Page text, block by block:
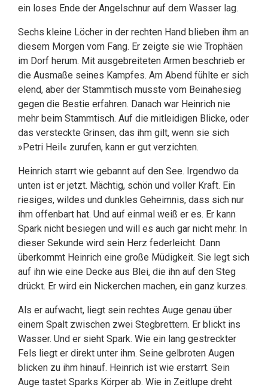
ein loses Ende der Angelschnur auf dem Wasser lag.
Sechs kleine Löcher in der rechten Hand blieben ihm an
diesem Morgen vom Fang. Er zeigte sie wie Trophäen
im Dorf herum. Mit ausgebreiteten Armen beschrieb er
die Ausmaße seines Kampfes. Am Abend fühlte er sich
elend, aber der Stammtisch musste vom Beinahesieg
gegen die Bestie erfahren. Danach war Heinrich nie
mehr beim Stammtisch. Auf die mitleidigen Blicke, oder
das versteckte Grinsen, das ihm gilt, wenn sie sich
»Petri Heil« zurufen, kann er gut verzichten.
Heinrich starrt wie gebannt auf den See. Irgendwo da
unten ist er jetzt. Mächtig, schön und voller Kraft. Ein
riesiges, wildes und dunkles Geheimnis, dass sich nur
ihm offenbart hat. Und auf einmal weiß er es. Er kann
Spark nicht besiegen und will es auch gar nicht mehr. In
dieser Sekunde wird sein Herz federleicht. Dann
überkommt Heinrich eine große Müdigkeit. Sie legt sich
auf ihn wie eine Decke aus Blei, die ihn auf den Steg
drückt. Er wird ein Nickerchen machen, ein ganz kurzes.
Als er aufwacht, liegt sein rechtes Auge genau über
einem Spalt zwischen zwei Stegbrettern. Er blickt ins
Wasser. Und er sieht Spark. Wie ein lang gestreckter
Fels liegt er direkt unter ihm. Seine gelbroten Augen
blicken zu ihm hinauf. Heinrich ist wie erstarrt. Sein
Auge tastet Sparks Körper ab. Wie in Zeitlupe dreht